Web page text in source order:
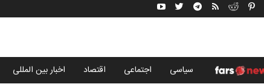
سياسى اجتماعی اقتصاد اخبار بین المللی